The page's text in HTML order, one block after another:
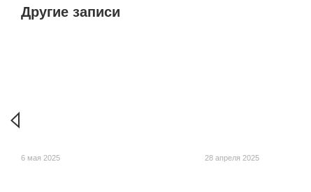
Другие записи
6 мая 2025 28 апреля 2025